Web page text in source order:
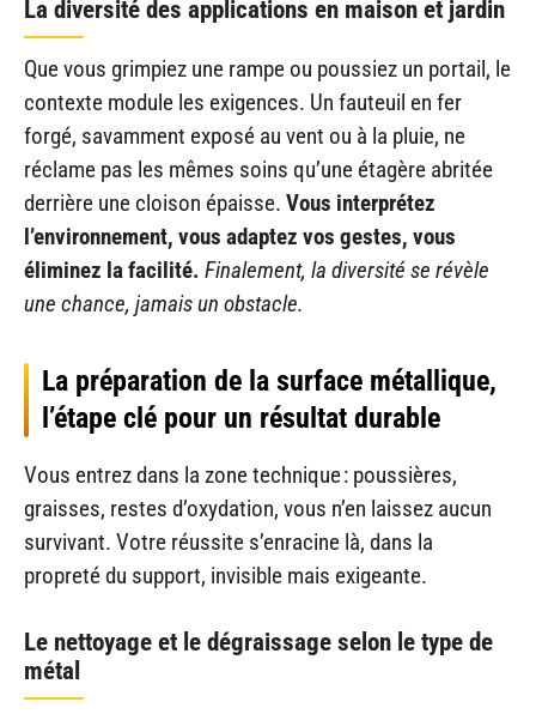
La diversité des applications en maison et jardin
Que vous grimpiez une rampe ou poussiez un portail, le
contexte module les exigences. Un fauteuil en fer
forgé, savamment exposé au vent ou à la pluie, ne
réclame pas les mêmes soins qu’une étagère abritée
derrière une cloison épaisse. Vous interprétez
l’environnement, vous adaptez vos gestes, vous
éliminez la facilité. Finalement, la diversité se révèle
une chance, jamais un obstacle.
La préparation de la surface métallique,
l’étape clé pour un résultat durable
Vous entrez dans la zone technique : poussières,
graisses, restes d’oxydation, vous n’en laissez aucun
survivant. Votre réussite s’enracine là, dans la
propreté du support, invisible mais exigeante.
Le nettoyage et le dégraissage selon le type de
métal